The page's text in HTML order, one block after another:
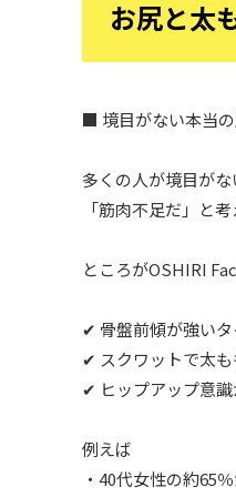
お尻と太
■ 境目がない本当の
多くの人が境目がな
「筋肉不足だ」と考
ところがOSHIRI
✔ 骨盤前傾が強い
✔ スクワットで太
✔ ヒップアップ意
例えば
・40代女性の約65